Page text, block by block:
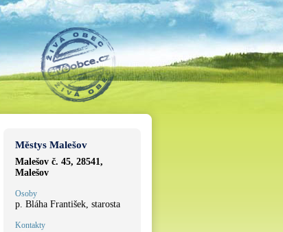
Městys Malešov
Malešov č. 45, 28541,
Malešov
Osoby
p. Bláha František, starosta
Kontakty